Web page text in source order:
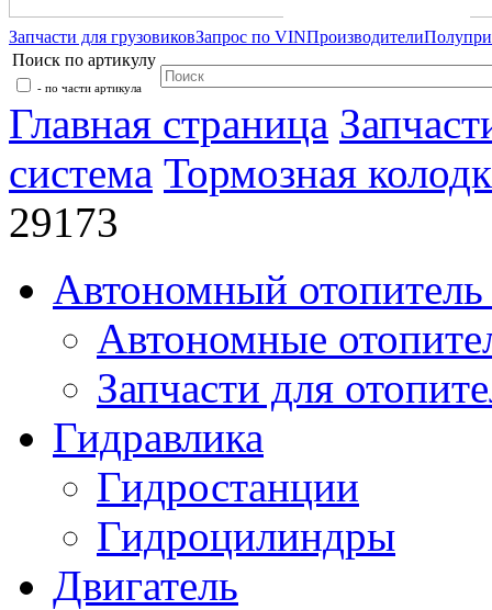
Запчасти для грузовиковЗапрос по VINПроизводители
Поиск по артикулу
- по части артикула
Главная страница
система Тормозная
29173
Автономный отопитель
Автономные
Запчасти для
Гидравлика
Гидростанции
Гидроцилиндры
Двигатель